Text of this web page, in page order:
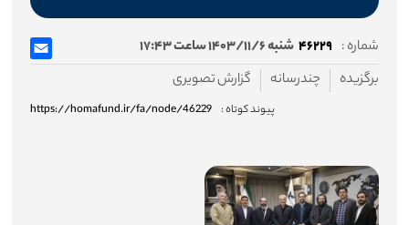
صندوق
درباره صندوق
اساسنامه صندوق
اطلاع‌رسانی
شماره : ۴۶۲۲۹ شنبه ۱۴۰۳/۱۱/۶ ساعت ۱۷:۴۳
برگزیده
چندرسانه گزارش تصویری
پیوند کوتاه : https://homafund.ir/fa/node/46229